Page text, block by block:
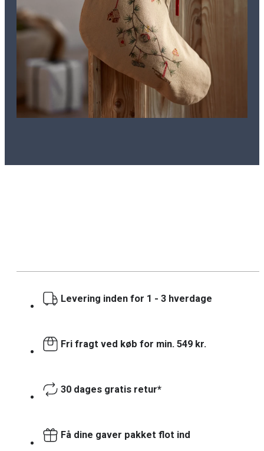
Levering inden for 1 - 3 hverdage
Fri fragt ved køb for min. 549 kr.
30 dages gratis retur*
Få dine gaver pakket flot ind